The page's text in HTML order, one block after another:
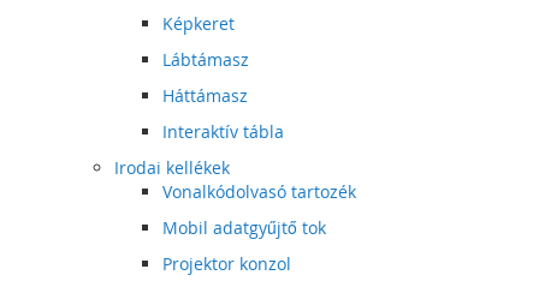
Képkeret
Lábtámasz
Háttámasz
Interaktív tábla
Irodai kellékek
Vonalkódolvasó tartozék
Mobil adatgyűjtő tok
Projektor konzol